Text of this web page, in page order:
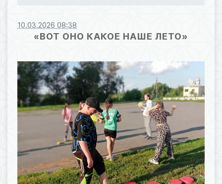
10.03.2026 08:38
«ВОТ ОНО КАКОЕ НАШЕ ЛЕТО»